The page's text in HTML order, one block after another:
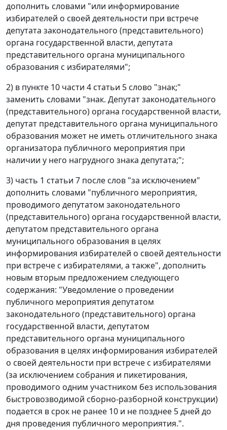
дополнить словами "или информирование
избирателей о своей деятельности при встрече
депутата законодательного (представительного)
органа государственной власти, депутата
представительного органа муниципального
образования с избирателями";
2) в пункте 10 части 4 статьи 5 слово "знак;"
заменить словами "знак. Депутат законодательного
(представительного) органа государственной власти,
депутат представительного органа муниципального
образования может не иметь отличительного знака
организатора публичного мероприятия при
наличии у него нагрудного знака депутата;";
3) часть 1 статьи 7 после слов "за исключением"
дополнить словами "публичного мероприятия,
проводимого депутатом законодательного
(представительного) органа государственной власти,
депутатом представительного органа
муниципального образования в целях
информирования избирателей о своей деятельности
при встрече с избирателями, а также", дополнить
новым вторым предложением следующего
содержания: "Уведомление о проведении
публичного мероприятия депутатом
законодательного (представительного) органа
государственной власти, депутатом
представительного органа муниципального
образования в целях информирования избирателей
о своей деятельности при встрече с избирателями
(за исключением собрания и пикетирования,
проводимого одним участником без использования
быстровозводимой сборно-разборной конструкции)
подается в срок не ранее 10 и не позднее 5 дней до
дня проведения публичного мероприятия.".